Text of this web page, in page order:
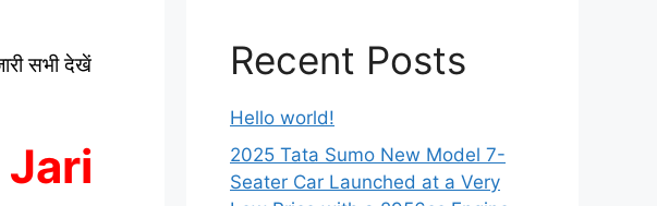
सभी देखें
Recent Posts
Hello world!
2025 Tata Sumo New Model 7-
Seater Car Launched at a Very